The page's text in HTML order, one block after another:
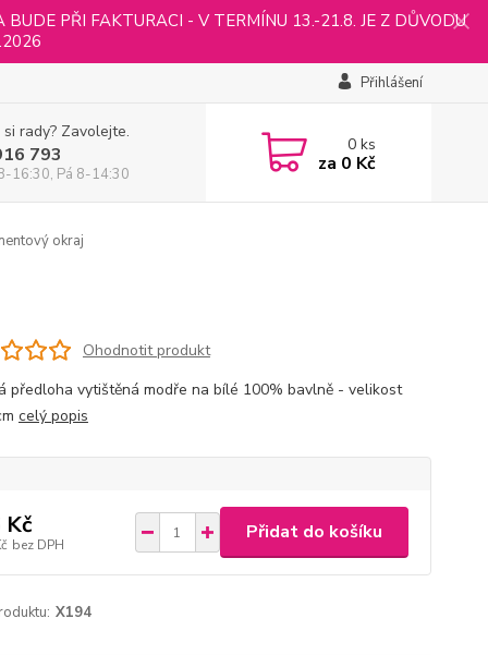
PŘI FAKTURACI - V TERMÍNU 13.-21.8. JE Z DŮVODU
Přihlášení
rady? Zavolejte.
793
16:30, Pá 8-14:30
0ks
za 0 Kč
okraj
Ohodnotit produkt
předloha vytištěná modře na bílé 100% bavlně - velikost
celý popis
Kč
bez DPH
Přidat do košíku
X194